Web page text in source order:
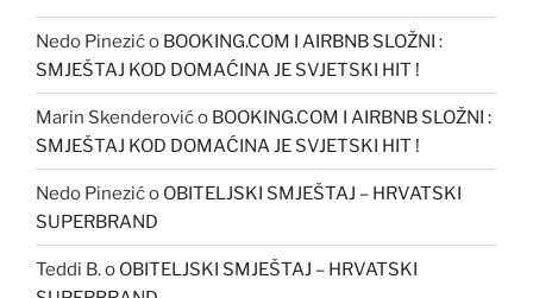
Nedo Pinezićo BOOKING.COM I AIRBNB SLOŽNI :
SMJEŠTAJ KOD DOMAĆINA JE SVJETSKI HIT !
Marin Skenderovićo BOOKING.COM I AIRBNB SLOŽNI :
SMJEŠTAJ KOD DOMAĆINA JE SVJETSKI HIT !
Nedo Pinezićo OBITELJSKI SMJEŠTAJ – HRVATSKI
SUPERBRAND
Teddi B.o OBITELJSKI SMJEŠTAJ – HRVATSKI